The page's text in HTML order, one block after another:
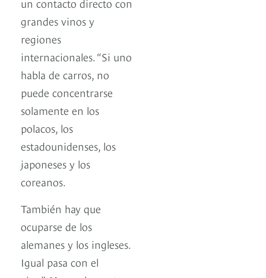
grandes vinos y
regiones
internacionales. “Si uno
habla de carros, no
puede concentrarse
solamente en los
polacos, los
estadounidenses, los
japoneses y los
coreanos.
También hay que
ocuparse de los
alemanes y los ingleses.
Igual pasa con el